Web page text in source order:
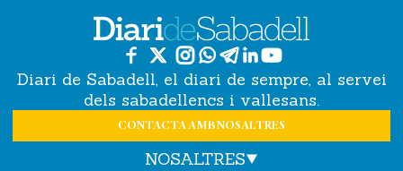
Diari de Sabadell, el diari de sempre, al servei
dels sabadellencs i vallesans.
CONTACTA AMB NOSALTRES
NOSALTRES